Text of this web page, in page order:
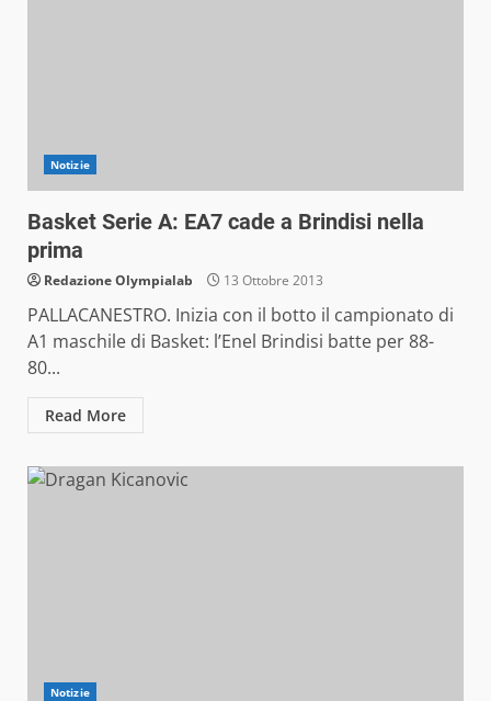
Notizie
Basket Serie A: EA7 cade a Brindisi nella
prima
Redazione Olympialab 13 Ottobre 2013
PALLACANESTRO. Inizia con il botto il campionato di
A1 maschile di Basket: l’Enel Brindisi batte per 88-
80...
Read More
Notizie